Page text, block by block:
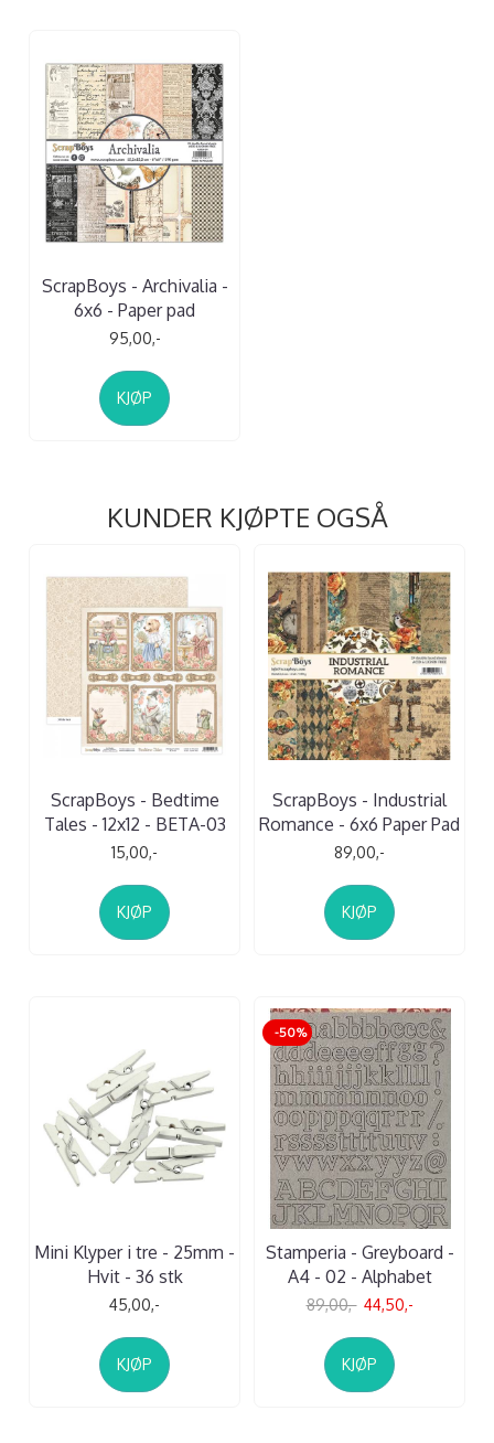
ScrapBoys - Archivalia -
6x6 - Paper pad
95,00,-
KJØP
KUNDER KJØPTE OGSÅ
ScrapBoys - Bedtime
Tales - 12x12 - BETA-03
15,00,-
KJØP
ScrapBoys - Industrial
Romance - 6x6 Paper Pad
89,00,-
KJØP
Mini Klyper i tre - 25mm -
Hvit - 36 stk
45,00,-
KJØP
-50%
Stamperia - Greyboard -
A4 - 02 - Alphabet
89,00,- 44,50,-
KJØP